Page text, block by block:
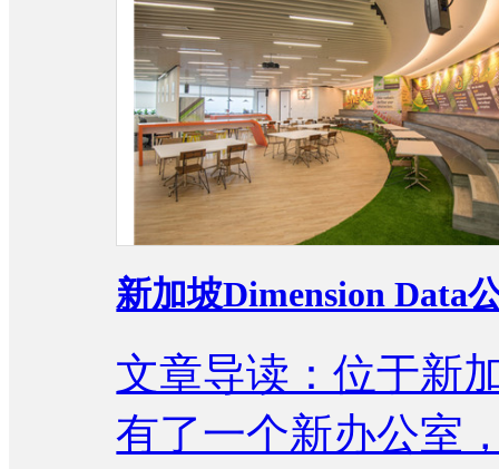
新加坡Dimension Data
文章导读：位于新
有了一个新办公室